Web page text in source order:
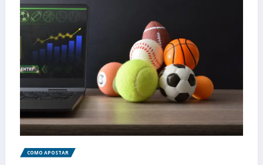
COMO APOSTAR